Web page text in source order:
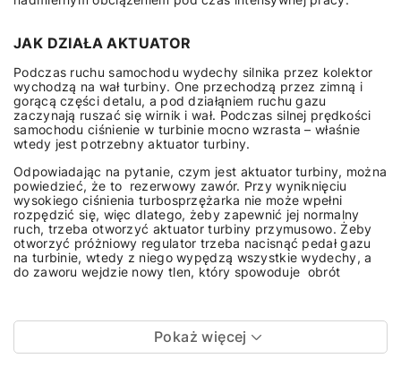
JAK DZIAŁA AKTUATOR
Podczas ruchu samochodu wydechy silnika przez kolektor
wychodzą na wał turbiny. One przechodzą przez zimną i
gorącą części detalu, a pod działąniem ruchu gazu
zaczynają ruszać się wirnik i wał. Podczas silnej prędkości
samochodu ciśnienie w turbinie mocno wzrasta – właśnie
wtedy jest potrzebny aktuator turbiny.
Odpowiadając na pytanie, czym jest aktuator turbiny, można
powiedzieć, że to rezerwowy zawór. Przy wyniknięciu
wysokiego ciśnienia turbosprzężarka nie może wpełni
rozpędzić się, więc dlatego, żeby zapewnić jej normalny
ruch, trzeba otworzyć aktuator turbiny przymusowo. Żeby
otworzyć próżniowy regulator trzeba nacisnąć pedał gazu
na turbinie, wtedy z niego wypędzą wszystkie wydechy, a
do zaworu wejdzie nowy tlen, który spowoduje obrót
Pokaż więcej